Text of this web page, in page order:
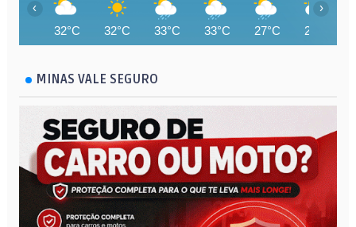
32°C 32°C 33°C 33°C 27°C 25°C
‹ ›
MINAS VALE SEGURO